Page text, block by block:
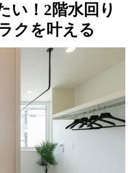
い！2階水回り
クを叶える